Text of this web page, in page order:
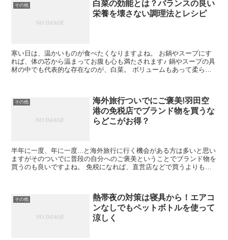
その他
白菜の効能とは？バランスの良い
栄養を壊さない調理法とレシピ
寒い日は、温かいものが食べたくなりますよね。 お鍋やスープにす
れば、体の芯から温まってお腹も心も満たされます♪ 鍋やスープの具
材の中でも代表的な存在なのが、白菜。 ボリュームもあって柔らか
その他
海外旅行ついでにご褒美!羽田空
港の免税店でブランド物を買うな
らどこがお得？
半年に一度、年に一度...と海外旅行に行く機会がある方は多いと思い
ますがそのついでに普段の自分へのご褒美ということでブランド物を
買うのも良いですよね。 免税になれば、直営店などで買うよりもず
その他
熱帯夜の対策は寝具から！エアコ
ンなしでもペットボトルを使って
涼しく